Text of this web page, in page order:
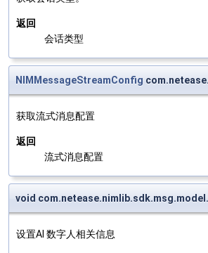
返回
会话类型
NIMMessageStreamConfig
获取流式消息配置
返回
流式消息配置
void
设置AI 数字人相关信息